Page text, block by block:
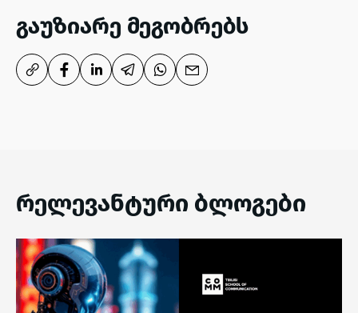
გაუზიარე მეგობრებს
რელევანტური ბლოგები